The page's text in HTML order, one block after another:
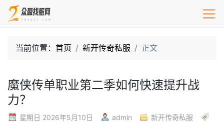
当前位置： 首页 新开传奇私服 正文
魔侠传单职业第二季如何快速提升战
力？
星期日 2026年5月10日 admin
新开传奇私服